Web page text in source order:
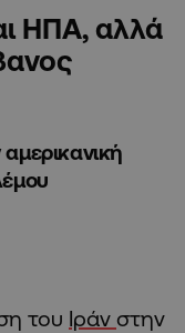
ΗΠΑ, αλλά
του Ιράν στην